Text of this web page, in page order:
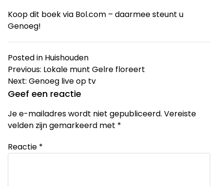
Koop dit boek via Bol.com – daarmee steunt u
Genoeg!
Posted in Huishouden
Bericht
navigatie
Previous: Lokale munt Gelre floreert
Next: Genoeg live op tv
Geef een reactie
Je e-mailadres wordt niet gepubliceerd. Vereiste
velden zijn gemarkeerd met *
Reactie *